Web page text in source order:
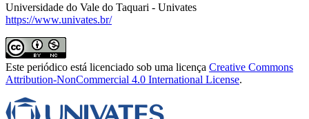
Universidade do Vale do Taquari - Univates
https://www.univates.br/
Este periódico está licenciado sob uma licença Creative Commons
Attribution-NonCommercial 4.0 International License.